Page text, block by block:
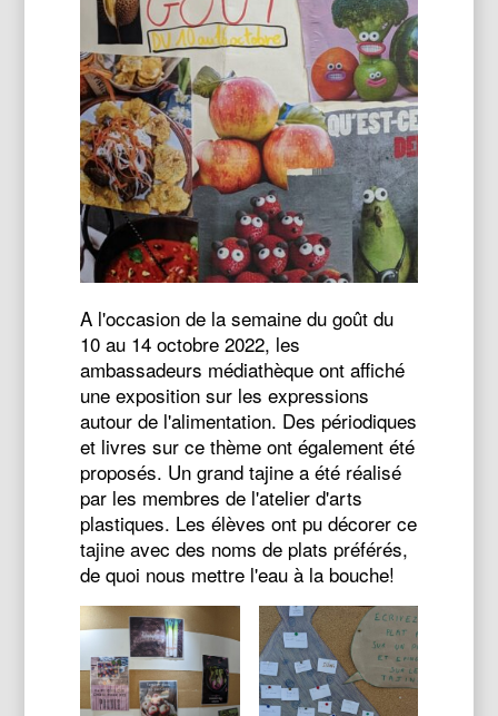
A l'occasion de la semaine du goût du
10 au 14 octobre 2022, les
ambassadeurs médiathèque ont affiché
une exposition sur les expressions
autour de l'alimentation. Des périodiques
et livres sur ce thème ont également été
proposés. Un grand tajine a été réalisé
par les membres de l'atelier d'arts
plastiques. Les élèves ont pu décorer ce
tajine avec des noms de plats préférés,
de quoi nous mettre l'eau à la bouche!